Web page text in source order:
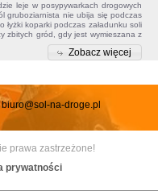
leje w posypywarkach drogowych
gruboziarnista nie ubija się podczas
łyżki koparki podczas załadunku soli
zbitych gród, gdy jest wymieszana z
Zobacz więcej
biuro@sol-na-droge.pl
prawa zastrzeżone!
prywatności